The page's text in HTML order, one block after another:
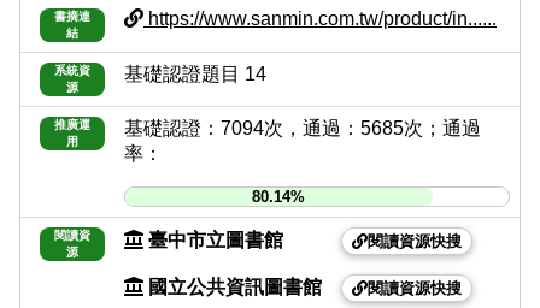
書摘連
結
https://www.sanmin.com.tw/product/in......
系統資
源
基礎認證題目 14
推廣運
用
基礎認證：7094次，通過：5685次；通過
率：
80.14%
閱讀資
源
臺中市立圖書館 閱讀資源快搜
國立公共資訊圖書館 閱讀資源快搜